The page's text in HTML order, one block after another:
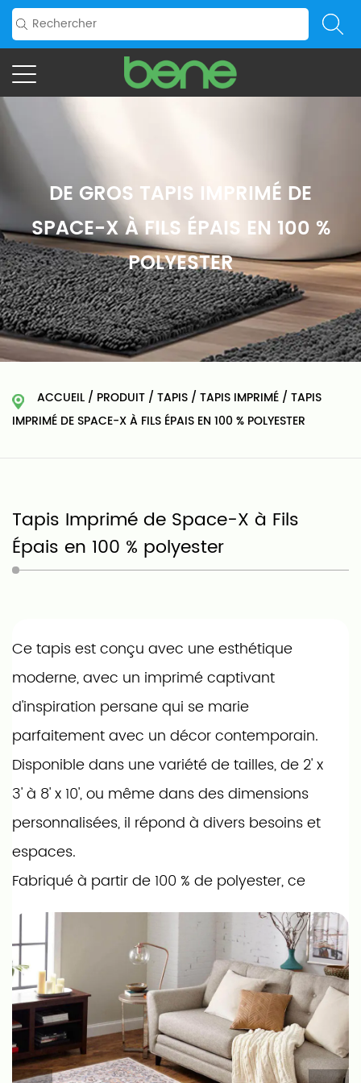
DE GROS TAPIS IMPRIMÉ DE
SPACE-X À FILS ÉPAIS EN 100 %
POLYESTER
ACCUEIL / PRODUIT / TAPIS / TAPIS IMPRIMÉ / TAPIS
IMPRIMÉ DE SPACE-X À FILS ÉPAIS EN 100 % POLYESTER
Tapis Imprimé de Space-X à Fils
Épais en 100 % polyester
Ce tapis est conçu avec une esthétique
moderne, avec un imprimé captivant
d'inspiration persane qui se marie
parfaitement avec un décor contemporain.
Disponible dans une variété de tailles, de 2' x
3' à 8' x 10', ou même dans des dimensions
personnalisées, il répond à divers besoins et
espaces.
Fabriqué à partir de 100 % de polyester, ce
tapis affiche un poids substantiel de 1 550
g/m², garantissant une durabilité et une
sensation luxueuse sous les pieds. Sa hauteur
de poil de 0 mm et sa construction arrière
collée, avec du TPR et du tissu en coton, le
rendent non seulement robuste mais